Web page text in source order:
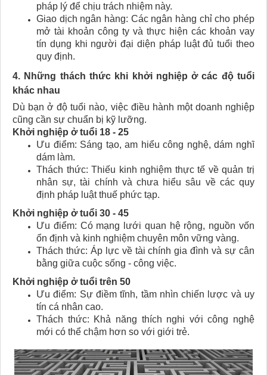
pháp lý để chịu trách nhiệm này.
Giao dịch ngân hàng: Các ngân hàng chỉ cho phép
mở tài khoản công ty và thực hiện các khoản vay
tín dụng khi người đại diện pháp luật đủ tuổi theo
quy định.
4. Những thách thức khi khởi nghiệp ở các độ tuổi
khác nhau
Dù bạn ở độ tuổi nào, việc điều hành một doanh nghiệp
cũng cần sự chuẩn bị kỹ lưỡng.
Khởi nghiệp ở tuổi 18 - 25
Ưu điểm: Sáng tạo, am hiểu công nghệ, dám nghĩ
dám làm.
Thách thức: Thiếu kinh nghiệm thực tế về quản trị
nhân sự, tài chính và chưa hiểu sâu về các quy
định pháp luật thuế phức tạp.
Khởi nghiệp ở tuổi 30 - 45
Ưu điểm: Có mạng lưới quan hệ rộng, nguồn vốn
ổn định và kinh nghiệm chuyên môn vững vàng.
Thách thức: Áp lực về tài chính gia đình và sự cân
bằng giữa cuộc sống - công việc.
Khởi nghiệp ở tuổi trên 50
Ưu điểm: Sự điềm tĩnh, tầm nhìn chiến lược và uy
tín cá nhân cao.
Thách thức: Khả năng thích nghi với công nghệ
mới có thể chậm hơn so với giới trẻ.